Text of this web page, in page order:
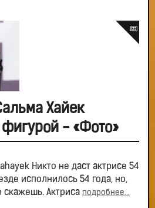
Хайек
фигурой - «Фото»
Никто не даст актрисе 54
исполнилось 54 года, но,
скажешь. Актриса подробнее...